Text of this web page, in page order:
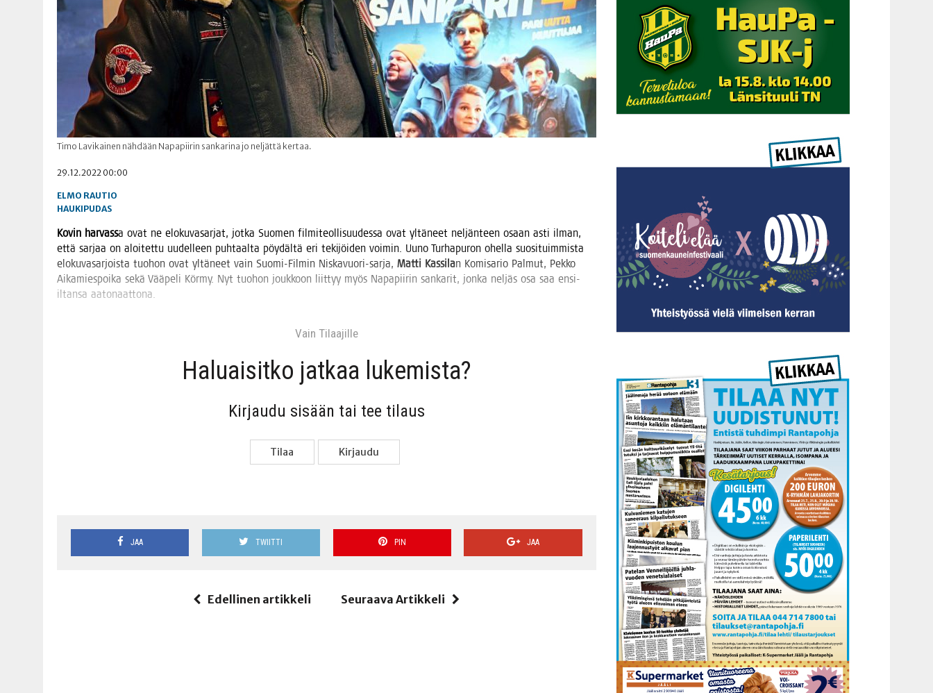
Timo Lavikainen nähdään Napapiirin sankarina jo neljättä kertaa.
29.12.2022 00:00
ELMO RAUTIO
HAUKIPUDAS
Kovin har­vassa ovat ne elo­ku­va­sar­jat, jot­ka Suo­men fil­mi­teol­li­suu­des­sa ovat yltä­neet nel­jän­teen osaan asti ilman,
että sar­jaa on aloi­tet­tu uudel­leen puh­taal­ta pöy­däl­tä eri teki­jöi­den voi­min. Uuno Tur­ha­pu­ron ohel­la suo­si­tuim­mis­ta
elo­ku­va­sar­jois­ta tuo­hon ovat yltä­neet vain Suo­mi-Fil­min Nis­ka­vuo­ri-sar­ja, Mat­ti Kas­si­lan Komi­sa­rio Pal­mut, Pek­ko
Aika­mies­poi­ka sekä Vää­pe­li Kör­my. Nyt tuo­hon jouk­koon liit­tyy myös Napa­pii­rin san­ka­rit, jon­ka nel­jäs osa saa ensi-
iltan­sa aatonaattona.
Vain Tilaa­jil­le
Haluai­sit­ko jat­kaa lukemista?
Kir­jau­du sisään tai tee tilaus
Tilaa Kir­jau­du
JAA TWIITTI PIN JAA
Edellinen artikkeli Seuraava Artikkeli